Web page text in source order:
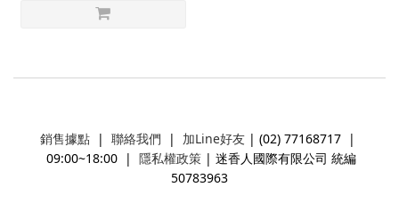
銷售據點 | 聯絡我們 | 加Line好友 | (02) 77168717 |
09:00~18:00 | 隱私權政策 | 迷香人國際有限公司 統編
50783963